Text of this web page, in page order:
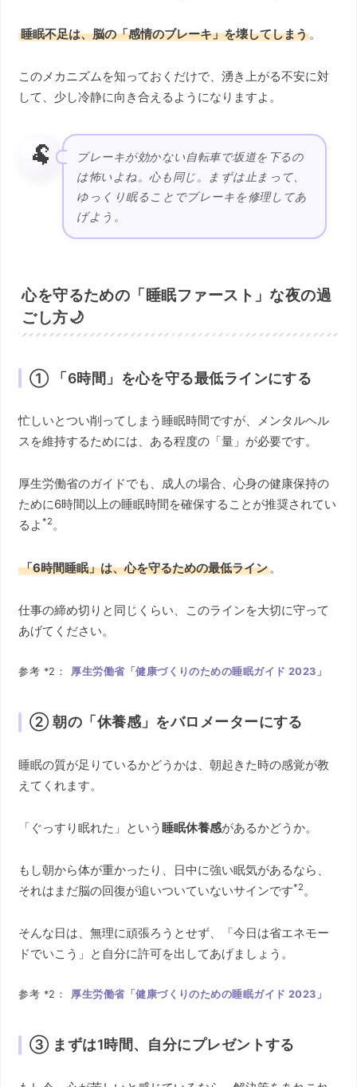
睡眠不足は、脳の「感情のブレーキ」を壊してしまう。
このメカニズムを知っておくだけで、湧き上がる不安に対
して、少し冷静に向き合えるようになりますよ。
🐏
ブレーキが効かない自転車で坂道を下るの
は怖いよね。心も同じ。まずは止まって、
ゆっくり眠ることでブレーキを修理してあ
げよう。
心を守るための「睡眠ファースト」な夜の過
ごし方🌙
① 「6時間」を心を守る最低ラインにする
忙しいとつい削ってしまう睡眠時間ですが、メンタルヘル
スを維持するためには、ある程度の「量」が必要です。
厚生労働省のガイドでも、成人の場合、心身の健康保持の
ために6時間以上の睡眠時間を確保することが推奨されてい
るよ*2。
「6時間睡眠」は、心を守るための最低ライン。
仕事の締め切りと同じくらい、このラインを大切に守って
あげてください。
参考 *2： 厚生労働省「健康づくりのための睡眠ガイド 2023」
② 朝の「休養感」をバロメーターにする
睡眠の質が足りているかどうかは、朝起きた時の感覚が教
えてくれます。
「ぐっすり眠れた」という睡眠休養感があるかどうか。
もし朝から体が重かったり、日中に強い眠気があるなら、
それはまだ脳の回復が追いついていないサインです*2 。
そんな日は、無理に頑張ろうとせず、「今日は省エネモー
ドでいこう」と自分に許可を出してあげましょう。
参考 *2： 厚生労働省「健康づくりのための睡眠ガイド 2023」
③ まずは1時間、自分にプレゼントする